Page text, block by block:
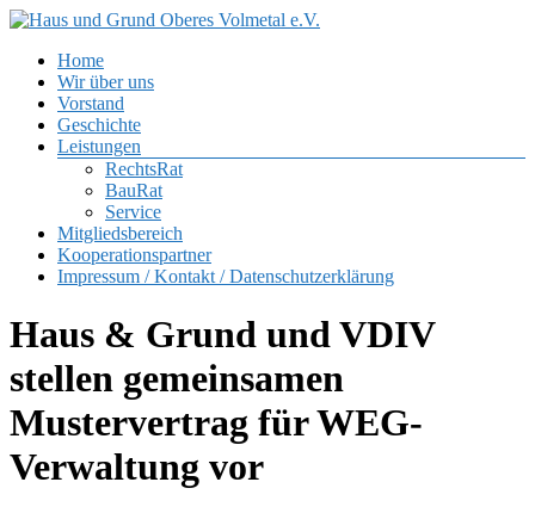
Zum
springen
Haus
und
Grund
Oberes
Volmetal
Menü
Home
Wir über uns
Vorstand
Geschichte
Leistungen
RechtsRat
BauRat
Service
Mitgliedsbereich
Kooperationspartner
Impressum / Kontakt / Datenschutzerklärung
Haus & Grund und VDIV
stellen gemeinsamen
Mustervertrag für WEG-
Verwaltung vor